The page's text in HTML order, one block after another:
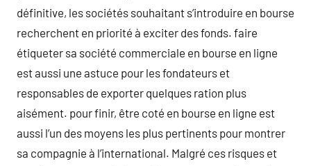
définitive, les sociétés souhaitant s’introduire en bourse
recherchent en priorité à exciter des fonds. faire
étiqueter sa société commerciale en bourse en ligne
est aussi une astuce pour les fondateurs et
responsables de exporter quelques ration plus
aisément. pour finir, être coté en bourse en ligne est
aussi l’un des moyens les plus pertinents pour montrer
sa compagnie à l’international. Malgré ces risques et